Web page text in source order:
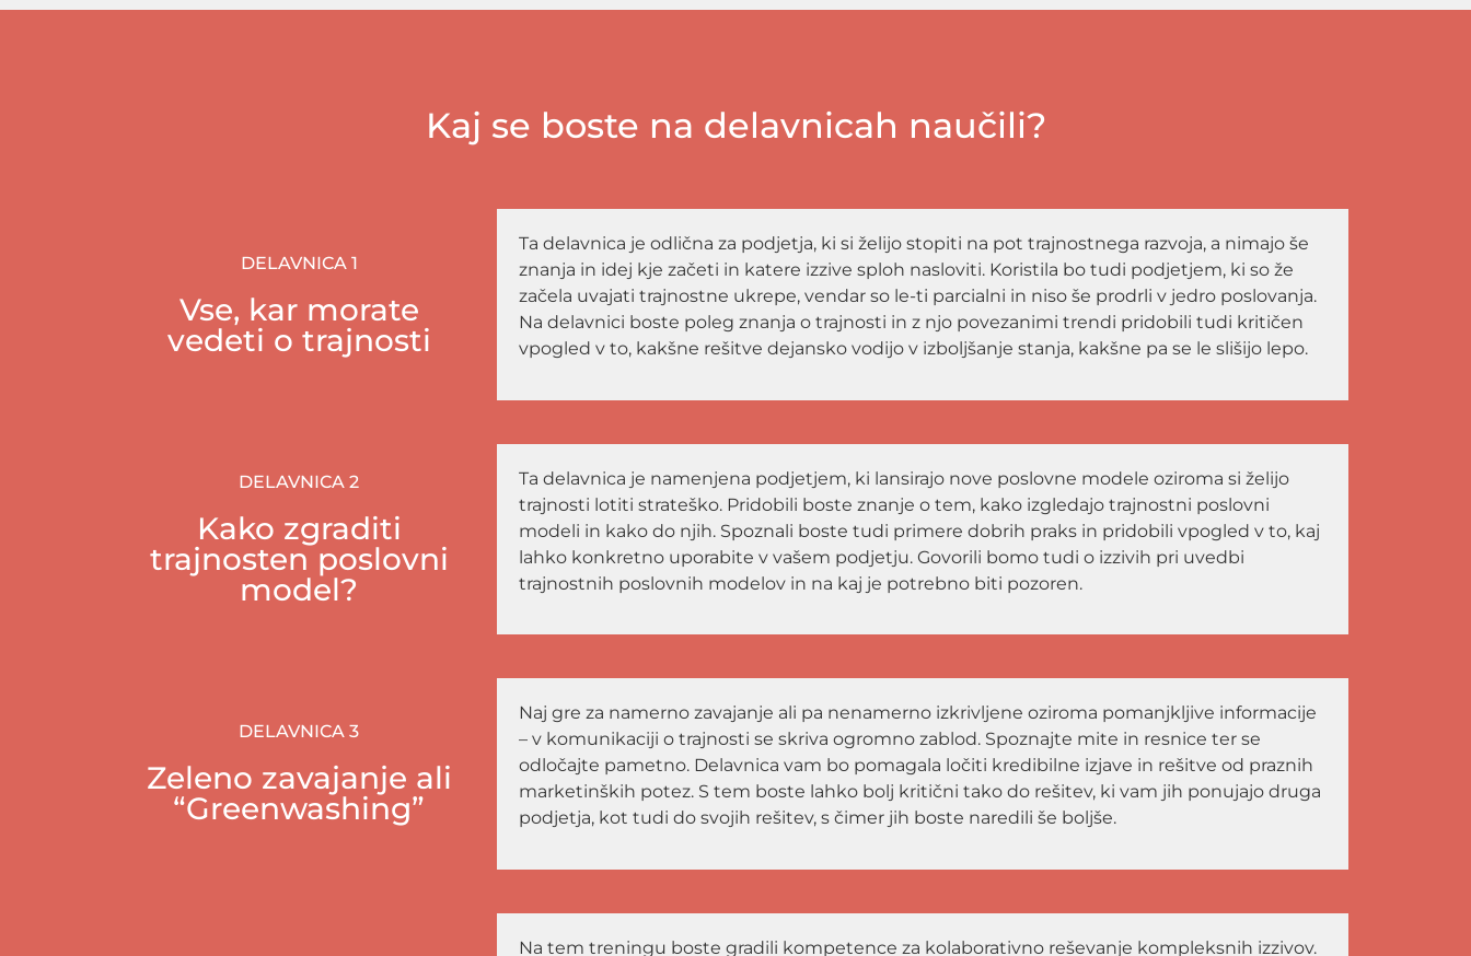
Kaj se boste na delavnicah naučili?
DELAVNICA 1
Vse, kar morate
vedeti o trajnosti
Ta delavnica je odlična za podjetja, ki si želijo stopiti na pot trajnostnega razvoja, a nimajo še
znanja in idej kje začeti in katere izzive sploh nasloviti. Koristila bo tudi podjetjem, ki so že
začela uvajati trajnostne ukrepe, vendar so le-ti parcialni in niso še prodrli v jedro poslovanja.
Na delavnici boste poleg znanja o trajnosti in z njo povezanimi trendi pridobili tudi kritičen
vpogled v to, kakšne rešitve dejansko vodijo v izboljšanje stanja, kakšne pa se le slišijo lepo.
DELAVNICA 2
Kako zgraditi
trajnosten poslovni
model?
Ta delavnica je namenjena podjetjem, ki lansirajo nove poslovne modele oziroma si želijo
trajnosti lotiti strateško. Pridobili boste znanje o tem, kako izgledajo trajnostni poslovni
modeli in kako do njih. Spoznali boste tudi primere dobrih praks in pridobili vpogled v to, kaj
lahko konkretno uporabite v vašem podjetju. Govorili bomo tudi o izzivih pri uvedbi
trajnostnih poslovnih modelov in na kaj je potrebno biti pozoren.
DELAVNICA 3
Zeleno zavajanje ali
“Greenwashing”
Naj gre za namerno zavajanje ali pa nenamerno izkrivljene oziroma pomanjkljive informacije
– v komunikaciji o trajnosti se skriva ogromno zablod. Spoznajte mite in resnice ter se
odločajte pametno. Delavnica vam bo pomagala ločiti kredibilne izjave in rešitve od praznih
marketinških potez. S tem boste lahko bolj kritični tako do rešitev, ki vam jih ponujajo druga
podjetja, kot tudi do svojih rešitev, s čimer jih boste naredili še boljše.
Na tem treningu boste gradili kompetence za kolaborativno reševanje kompleksnih izzivov.